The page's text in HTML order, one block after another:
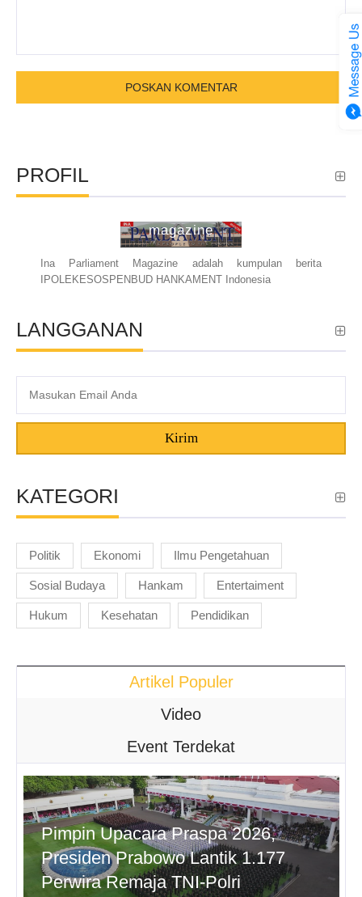
PROFIL
magazine
Ina Parliament Magazine adalah kumpulan berita
IPOLEKESOSPENBUD HANKAMENT Indonesia
LANGGANAN
Kirim
KATEGORI
Politik Ekonomi Ilmu Pengetahuan
Sosial Budaya Hankam Entertaiment
Hukum Kesehatan Pendidikan
Artikel Populer
Video
Event Terdekat
Pimpin Upacara Praspa 2026,
Presiden Prabowo Lantik 1.177
Perwira Remaja TNI-Polri